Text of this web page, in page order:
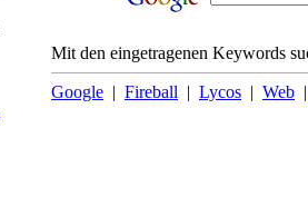
Mit den eingetragenen Keywords
Google | Fireball | Lycos | Web